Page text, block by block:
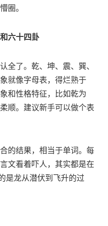
圈。
六十四卦
全了。乾、坤、震、巽、
就像字母表，得烂熟于
和性格特征，比如乾为
顺。建议新手可以做个表
的结果，相当于单词。每
文看着吓人，其实都是在
是龙从潜伏到飞升的过